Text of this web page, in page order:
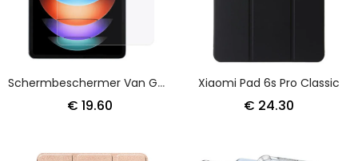
Schermbeschermer Van Gehard Glas Voor Xiaomi Pad 6s Pro
€ 19.60
Xiaomi Pad 6s Pro Classic
€ 24.30